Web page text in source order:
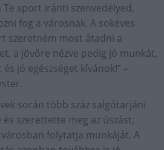
Te sport iránti szenvedélyed,
fog a városnak. A sokéves
szeretném most átadni a
a jövőre nézve pedig jó munkát,
jó egészséget kívánok!” –
során több száz salgótarjáni
szerettette meg az úszást,
folytatja munkáját. A